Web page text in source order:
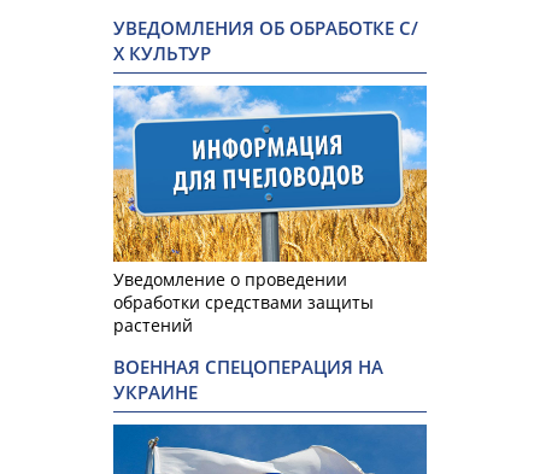
УВЕДОМЛЕНИЯ ОБ ОБРАБОТКЕ С/
Х КУЛЬТУР
Уведомление о проведении
обработки средствами защиты
растений
ВОЕННАЯ СПЕЦОПЕРАЦИЯ НА
УКРАИНЕ